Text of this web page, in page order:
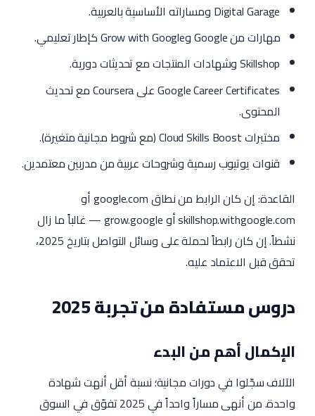
Digital Garage ومساراته الأساسية بالعربية.
مهارات من Google وGrow with Google كإطار تعليمي.
Skillshop وشهادات المنتجات مع تحديثات دورية.
Google Career Certificates على Coursera مع تحديث
المحتوى.
مختبرات Cloud Skills Boost (مع شروط مجانية متغيرة).
قنوات يوتيوب رسمية وشروحات عربية من مدربين معتمدين.
القاعدة: إن كان الرابط من نطاق google.com أو
skillshop.withgoogle.com أو grow.google — غالباً ما زال
نشطاً. إن كان رابطاً لحملة على وسائل التواصل بتاريخ 2025،
تحقق قبل الاعتماد عليه.
دروس مستفادة من تجربة 2025
الإكمال أهم من البدء
الآلاف سجّلوا في دورات مجانية؛ نسبة أقل أنهت شهادة
واحدة. من أنهى مساراً واحداً في 2025 تفوّق في السوق